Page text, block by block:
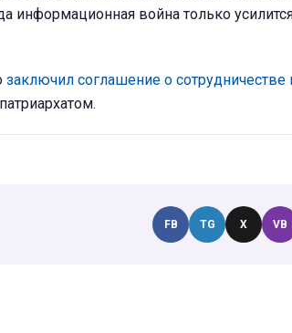
информационная война только
заключил соглашение о сотрудничестве
FB TG X VB